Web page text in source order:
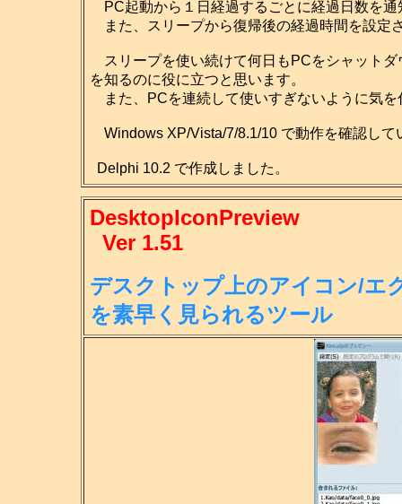
PC起動から１日経過するごとに経過日数を通
また、スリープから復帰後の経過時間を設定
スリープを使い続けて何日もPCをシャット
を知るのに役に立つと思います。
また、PCを連続して使いすぎないように気
Windows XP/Vista/7/8.1/10 で動作を確認して
Delphi 10.2 で作成しました。
DesktopIconPreview
Ver 1.51
デスクトップ上のアイコン/エ
を素早く見られるツール